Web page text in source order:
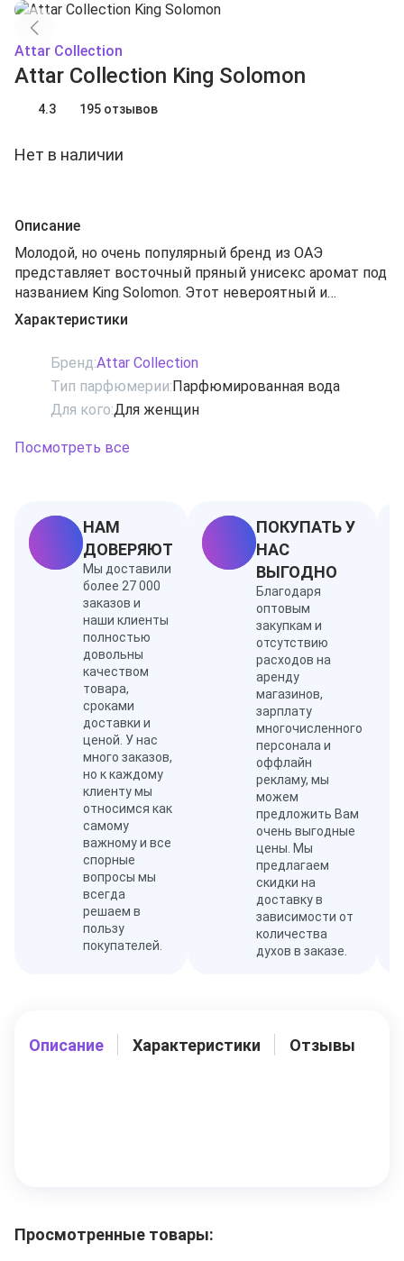
Attar Collection
Attar Collection King Solomon
4.3 195 отзывов
Нет в наличии
Описание
Молодой, но очень популярный бренд из ОАЭ
представляет восточный пряный унисекс аромат под
названием King Solomon. Этот невероятный и
самобытный аромат впитал в себя всю мудрость
древних восточных веков и стал настоящим
прославился своей проникновенной мудростью и
безукоризненной справедливостью. Именно поэтому
Attar Collection King Solomon по праву можно назвать
успех и непревзойденную Библейскую мудрость. Это
Характеристики
Бренд:Attar Collection
Тип парфюмерии:Парфюмированная вода
Для кого:Для женщин
Посмотреть все
НАМ
ДОВЕРЯЮТ
Мы доставили
более 27 000
заказов и
наши клиенты
полностью
довольны
качеством
товара,
сроками
доставки и
ценой. У нас
много заказов,
но к каждому
клиенту мы
относимся как
самому
важному и все
спорные
вопросы мы
всегда
решаем в
пользу
покупателей.
ПОКУПАТЬ У
НАС
ВЫГОДНО
Благодаря
оптовым
закупкам и
отсутствию
расходов на
аренду
магазинов,
зарплату
многочисленного
персонала и
оффлайн
рекламу, мы
можем
предложить Вам
очень выгодные
цены. Мы
предлагаем
скидки на
доставку в
зависимости от
количества
духов в заказе.
Описание Характеристики Отзывы
Просмотренные товары: